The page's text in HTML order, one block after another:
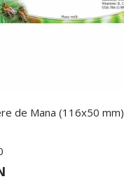
de Mana (116x50 mm)